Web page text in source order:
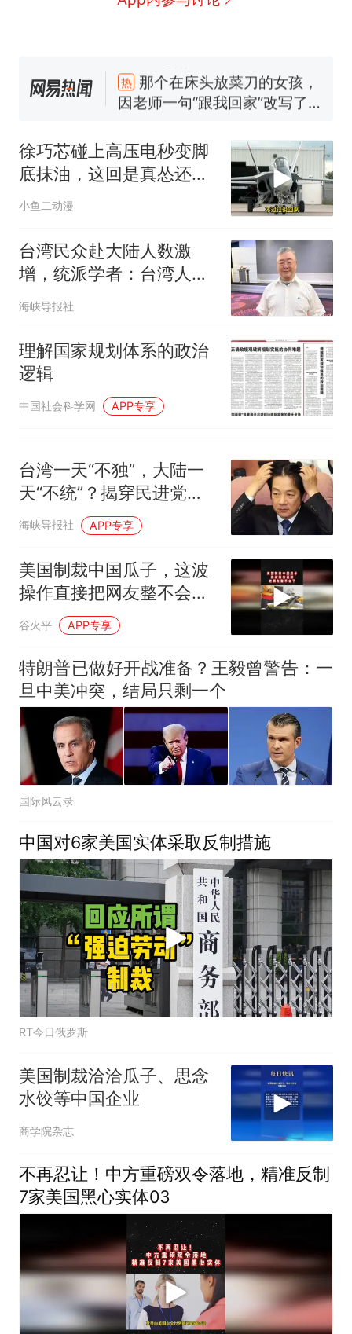
核查
官方通报
热
那个在床头放菜刀的女孩，
因老师一句“跟我回家”改写了
徐巧芯碰上高压电秒变脚
底抹油，这回是真怂还是
真精明
小鱼二动漫
台湾民众赴大陆人数激
增，统派学者：台湾人用
脚投票，民进党私下很慌
海峡导报社
理解国家规划体系的政治
逻辑
中国社会科学网 APP专享
台湾一天“不独”，大陆一
天“不统”？揭穿民进党最
核心的盘算
海峡导报社 APP专享
美国制裁中国瓜子，这波
操作直接把网友整不会了
02
谷火平 APP专享
特朗普已做好开战准备？王毅曾警告：一
旦中美冲突，结局只剩一个
国际风云录
中国对6家美国实体采取反制措施
RT今日俄罗斯
美国制裁洽洽瓜子、思念
水饺等中国企业
商学院杂志
不再忍让！中方重磅双令落地，精准反制
7家美国黑心实体03